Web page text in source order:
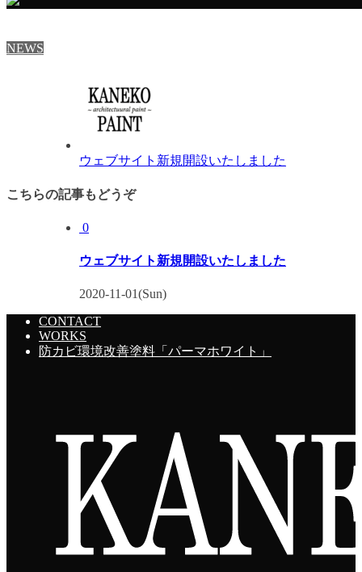
NEWS
ウェブサイト新規開設いたしました
こちらの記事もどうぞ
0
ウェブサイト新規開設いたしました
2020-11-01(Sun)
CONTACT
WORKS
防カビ環境改善塗料「パーマホワイト」